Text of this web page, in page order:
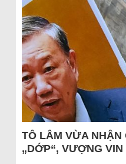
TÔ LÂM VỪA NHẬN
„DỚP“, VƯỢNG